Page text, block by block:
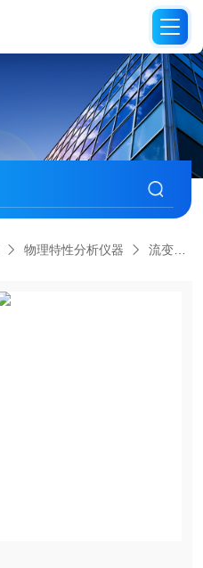
物理特性分析仪器 流变仪/粘度计